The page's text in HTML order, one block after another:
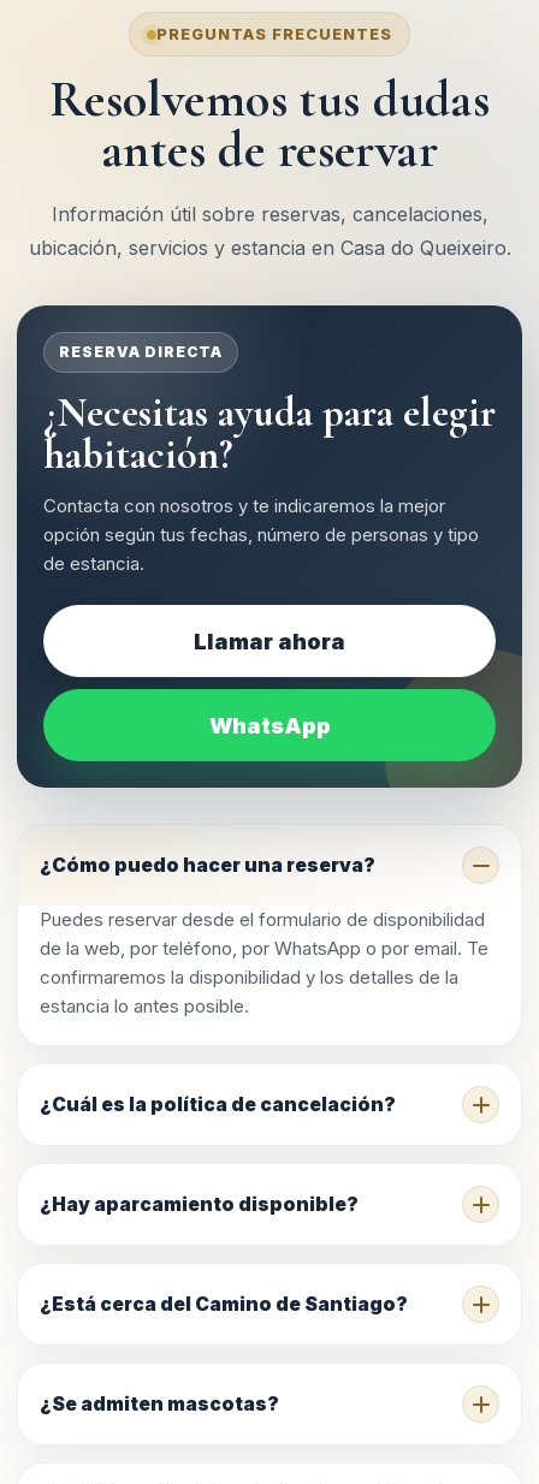
PREGUNTAS FRECUENTES
Resolvemos tus dudas
antes de reservar
Información útil sobre reservas, cancelaciones,
ubicación, servicios y estancia en Casa do Queixeiro.
RESERVA DIRECTA
¿Necesitas ayuda para elegir
habitación?
Contacta con nosotros y te indicaremos la mejor
opción según tus fechas, número de personas y tipo
de estancia.
Llamar ahora
WhatsApp
¿Cómo puedo hacer una reserva?
Puedes reservar desde el formulario de disponibilidad
de la web, por teléfono, por WhatsApp o por email. Te
confirmaremos la disponibilidad y los detalles de la
estancia lo antes posible.
¿Cuál es la política de cancelación?
¿Hay aparcamiento disponible?
¿Está cerca del Camino de Santiago?
¿Se admiten mascotas?